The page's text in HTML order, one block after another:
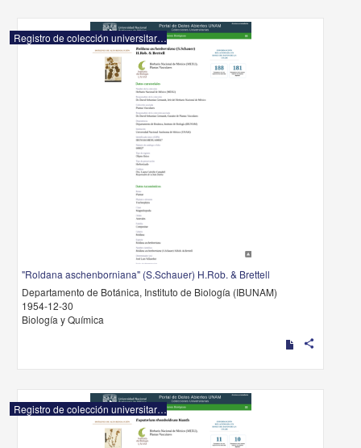
Registro de colección universitaria
"Roldana aschenborniana" (S.Schauer) H.Rob. & Brettell
Departamento de Botánica, Instituto de Biología (IBUNAM)
1954-12-30
Biología y Química
share
Registro de colección universitaria